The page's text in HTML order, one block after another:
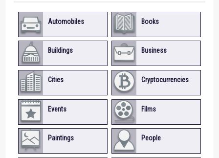
Automobiles Books
Buildings Business
Cities Cryptocurrencies
Events Films
Paintings People